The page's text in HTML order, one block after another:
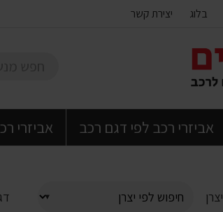
בלוג יצירת קשר
אביזרי רכב לפי דגם רכב אביזרי
יצרן